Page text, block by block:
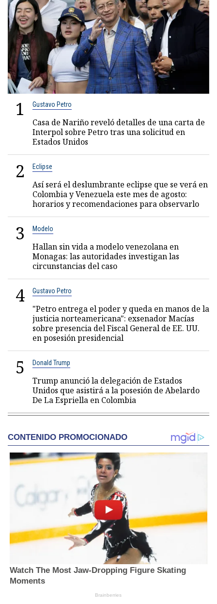
1 Gustavo Petro
Casa de Nariño reveló detalles de una carta de
Interpol sobre Petro tras una solicitud en
Estados Unidos
2 Eclipse
Así será el deslumbrante eclipse que se verá en
Colombia y Venezuela este mes de agosto:
horarios y recomendaciones para observarlo
3 Modelo
Hallan sin vida a modelo venezolana en
Monagas: las autoridades investigan las
circunstancias del caso
4 Gustavo Petro
"Petro entrega el poder y queda en manos de la
justicia norteamericana": exsenador Macías
sobre presencia del Fiscal General de EE. UU.
en posesión presidencial
5 Donald Trump
Trump anunció la delegación de Estados
Unidos que asistirá a la posesión de Abelardo
De La Espriella en Colombia